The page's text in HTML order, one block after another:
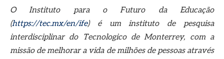
O Instituto para o Futuro da Educação
(https://tec.mx/en/ife) é um instituto de pesquisa
interdisciplinar do Tecnologico de Monterrey, com a
missão de melhorar a vida de milhões de pessoas através